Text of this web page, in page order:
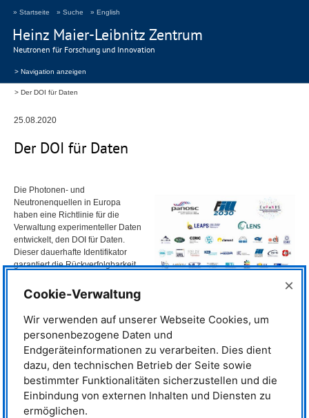
Heinz Maier-Leibnitz Zentrum
Neutronen für Forschung und Innovation
» Startseite » Suche » English
> Navigation anzeigen
Der DOI für Daten
25.08.2020
Der DOI für Daten
ExPaNDS vertreten sind, sowie Mitglieder
von LEAPS und LENS, darunter das
Heinz Meier-Leibnitz Zentrum (MLZ),
haben den DOI für Daten entwickelt und
implementiert.
Die Photonen- und
Neutronenquellen in Europa
haben eine Richtlinie für die
Verwaltung experimenteller Daten
entwickelt, den DOI für Daten.
Dieser dauerhafte Identifikator
garantiert die Rückverfolgbarkeit
Experiments und seiner
Ergebnisse und vereinfacht den
Zugang zu wissenschaftlichen
Die Photonen- und
Neutronenquellen (PuN), die in
den H2020-Projekten
PaNOSC,
FILL2030undExPaNDSvertreten sind, sowie die Mitglieder vonLEAPS
undLENS, der größten Konsortien europäischer PuN
Forschungseinrichtungen, haben den
Cookie-Verwaltung ×
Wir verwenden auf unserer Webseite Cookies, um
personenbezogene Daten und
Endgeräteinformationen zu verarbeiten. Dies dient
dazu, den technischen Betrieb der Seite sowie
bestimmter Funktionalitäten sicherzustellen und die
Einbindung von externen Inhalten und Diensten zu
ermöglichen.